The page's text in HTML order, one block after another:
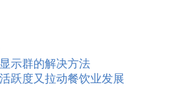
示群的解决方法
跃度又拉动餐饮业发展